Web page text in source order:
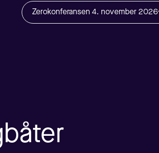
Zerokonferansen 4. november 2026